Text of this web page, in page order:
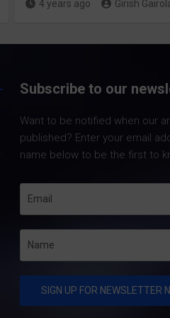
4 years ago Girish
Subscribe to our
Want to be notified when our
published? Enter your email
name below to be the first to
Share
सचिव आनन्द बर्द्धन ने
को सचिवालय में प्रदेश
प्रोजेक्ट्स की समीक्षा
प्रोजेक्ट्स का निर्माण